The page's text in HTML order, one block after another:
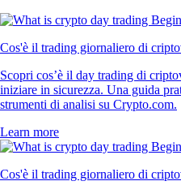
Cos'è il trading giornaliero di
Scopri cos’è il day trading di
iniziare in sicurezza. Una guida
strumenti di analisi su Crypto.com.
Learn more
Cos'è il trading giornaliero di